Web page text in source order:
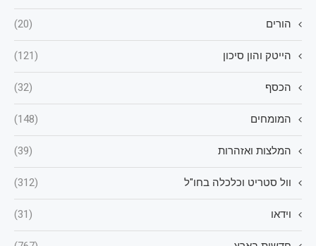
הורים (20)
הייטק והון סיכון (121)
הכסף (32)
המומחים (148)
המלצות ואזהרות (39)
וול סטריט וכלכלה בחו"ל (312)
וידאו (31)